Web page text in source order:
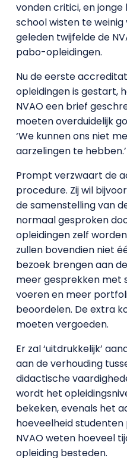
vonden critici, en
school wisten te weinig
geleden twijfelde de
pabo-opleidingen.
Nu de eerste
opleidingen is gestart,
NVAO een brief
moeten overduidelijk
‘We kunnen ons niet
aarzelingen te hebben.’
Prompt verzwaart de
procedure. Zij wil
de samenstelling van
normaal gesproken
opleidingen zelf
zullen bovendien niet
bezoek brengen aan
meer gesprekken met
voeren en meer
beoordelen. De extra
moeten vergoeden.
Er zal ‘uitdrukkelijk’
aan de verhouding
didactische
wordt het
bekeken, evenals het
hoeveelheid
NVAO weten hoeveel
opleiding besteden.